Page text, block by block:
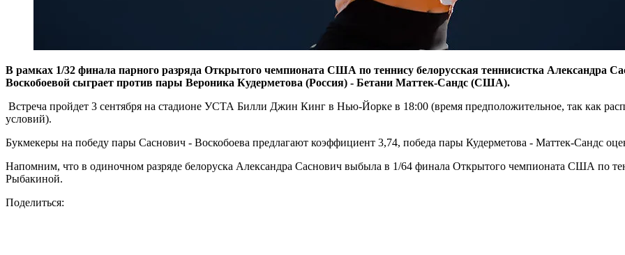
В рамках 1/32 финала парного разряда Открытого чемпионата США по теннису белорусская теннисистка Александра
Воскобоевой сыграет против пары Вероника Кудерметова (Россия) - Бетани Маттек-Сандс (США).
Встреча пройдет 3 сентября на стадионе УСТА Билли Джин Кинг в Нью-Йорке в 18:00 (время предположительное, так как
условий).
Букмекеры на победу пары Саснович - Воскобоева предлагают коэффициент 3,74, победа пары Кудерметова - Маттек-Сандс
Напомним, что в одиночном разряде белоруска Александра Саснович выбыла в 1/64 финала Открытого чемпионата США по
Рыбакиной.
Поделиться: